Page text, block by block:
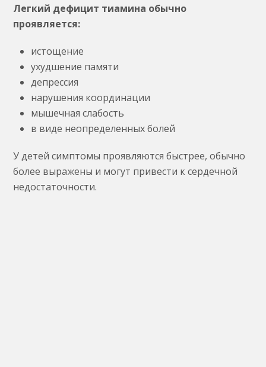
Легкий дефицит тиамина обычно
проявляется:
истощение
ухудшение памяти
депрессия
нарушения координации
мышечная слабость
в виде неопределенных болей
У детей симптомы проявляются быстрее, обычно
более выражены и могут привести к сердечной
недостаточности.